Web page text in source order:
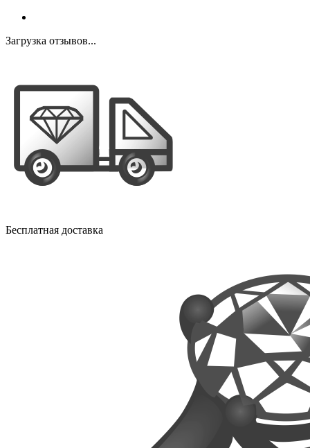
Загрузка отзывов...
Бесплатная доставка